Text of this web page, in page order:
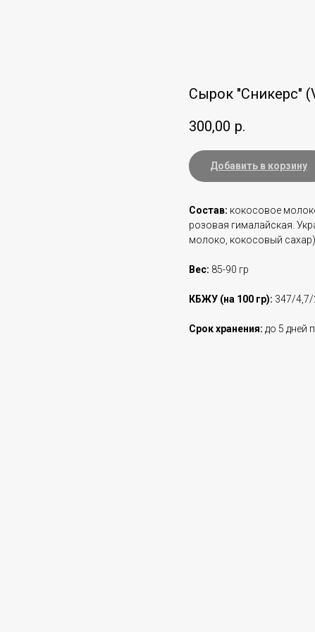
Сырок "Сникерс"
300,00 р.
Добавить в корзину
Состав: кокосовое
розовая гималайская.
молоко, кокосовый сахар)
Вес: 85-90 гр
КБЖУ (на 100 гр): 347/4,7/
Срок хранения: до 5 дней